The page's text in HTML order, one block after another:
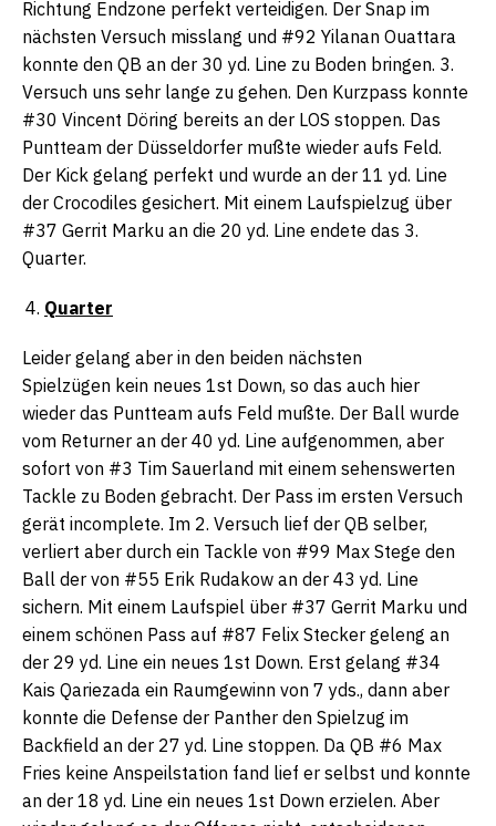
Richtung Endzone perfekt verteidigen. Der Snap im
nächsten Versuch misslang und #92 Yilanan Ouattara
konnte den QB an der 30 yd. Line zu Boden bringen. 3.
Versuch uns sehr lange zu gehen. Den Kurzpass konnte
#30 Vincent Döring bereits an der LOS stoppen. Das
Puntteam der Düsseldorfer mußte wieder aufs Feld.
Der Kick gelang perfekt und wurde an der 11 yd. Line
der Crocodiles gesichert. Mit einem Laufspielzug über
#37 Gerrit Marku an die 20 yd. Line endete das 3.
Quarter.
Quarter
Leider gelang aber in den beiden nächsten
Spielzügen kein neues 1st Down, so das auch hier
wieder das Puntteam aufs Feld mußte. Der Ball wurde
vom Returner an der 40 yd. Line aufgenommen, aber
sofort von #3 Tim Sauerland mit einem sehenswerten
Tackle zu Boden gebracht. Der Pass im ersten Versuch
gerät incomplete. Im 2. Versuch lief der QB selber,
verliert aber durch ein Tackle von #99 Max Stege den
Ball der von #55 Erik Rudakow an der 43 yd. Line
sichern. Mit einem Laufspiel über #37 Gerrit Marku und
einem schönen Pass auf #87 Felix Stecker geleng an
der 29 yd. Line ein neues 1st Down. Erst gelang #34
Kais Qariezada ein Raumgewinn von 7 yds., dann aber
konnte die Defense der Panther den Spielzug im
Backfield an der 27 yd. Line stoppen. Da QB #6 Max
Fries keine Anspeilstation fand lief er selbst und konnte
an der 18 yd. Line ein neues 1st Down erzielen. Aber